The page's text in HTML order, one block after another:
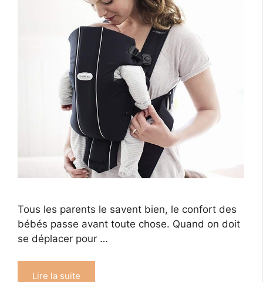
Tous les parents le savent bien, le confort des
bébés passe avant toute chose. Quand on doit
se déplacer pour …
Lire la suite